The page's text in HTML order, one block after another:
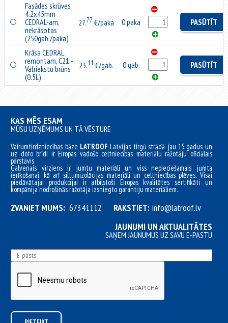
Fasādes skrūves
4.2x45mm
CEDRAL-am,
nekrāsotas
(250gab./paka)
27.77 €/paka 0 paka PASŪTĪT
Krāsa CEDRAL
remontam, C21 -
Valriekstu brūns
(0.5L)
23.11€/gab. 0 gab. PASŪTĪT
KAS MĒS ESAM
MŪSU UZŅĒMUMS UN TĀ VĒSTURE
Vairumtirdzniecības bāze LATROOFLatvijas tirgū strādā jau 15 gadus un
uz doto brīdi ir Eiropas vadošo celtniecības materiālu ražotāju oficiālais
pārstāvis.
Galvenais virziens ir jumtu materiāli un viss nepieciešamais jumta
ierīkošanai, kā arī siltumizolācijas materiāli un celtniecības plēves. Visai
piedāvātajai produkcijai ir atbilstoši Eiropas kvalitātes sertifikāti un
kompānija nodrošinās ražotāja izsniegto garantiju materiāliem.
ZVANIET MUMS: 67341112 RAKSTIET: info@latroof.lv
JAUNUMI UN AKTUALITĀTES
SAŅEM JAUNUMUS UZ SAVU E-PASTU